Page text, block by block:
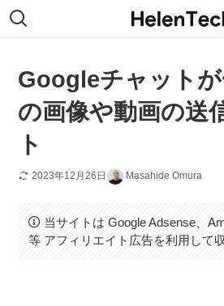
Googleチャット
の画像や動画の送
ト
2023年12月26日 Masahide Omura
当サイトは Google Adsense、
等 アフィリエイト広告を利用して